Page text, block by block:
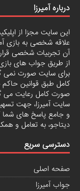
درباره آمیرزا
این سایت مجزا از
علاقه شخصی به بازی
آن تجربیات شخصی
از طریق جواب های
برای سایت صورت نمی
کامل طبق قوانین
صورت کامل رعایت می
سایت آمیرزا، جهت
و جامع پاسخ های شما
دیتاجو، به تعامل و
دسترسی سریع
صفحه اصلی
جواب آمیرزا